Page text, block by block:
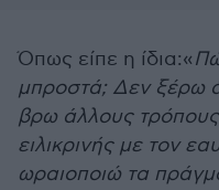
Όπως είπε η ίδια:«
μπροστά; Δεν ξέρω
βρω άλλους
ειλικρινής με τον
ωραιοποιώ τα